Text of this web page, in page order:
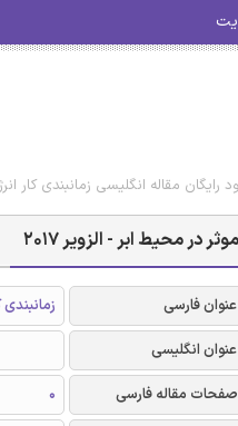
رایگان مقاله انگلیسی زمانبندی کار
در محیط ابر - الزویر 2017
عنوان فارسی
عنوان انگلیسی
صفحات مقاله فارسی
0